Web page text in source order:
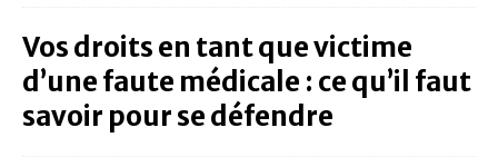
Vos droits en tant que victime
d’une faute médicale : ce qu’il faut
savoir pour se défendre